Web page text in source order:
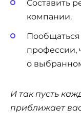
Составить
компании.
профессии,
о
И так пусть
приближает